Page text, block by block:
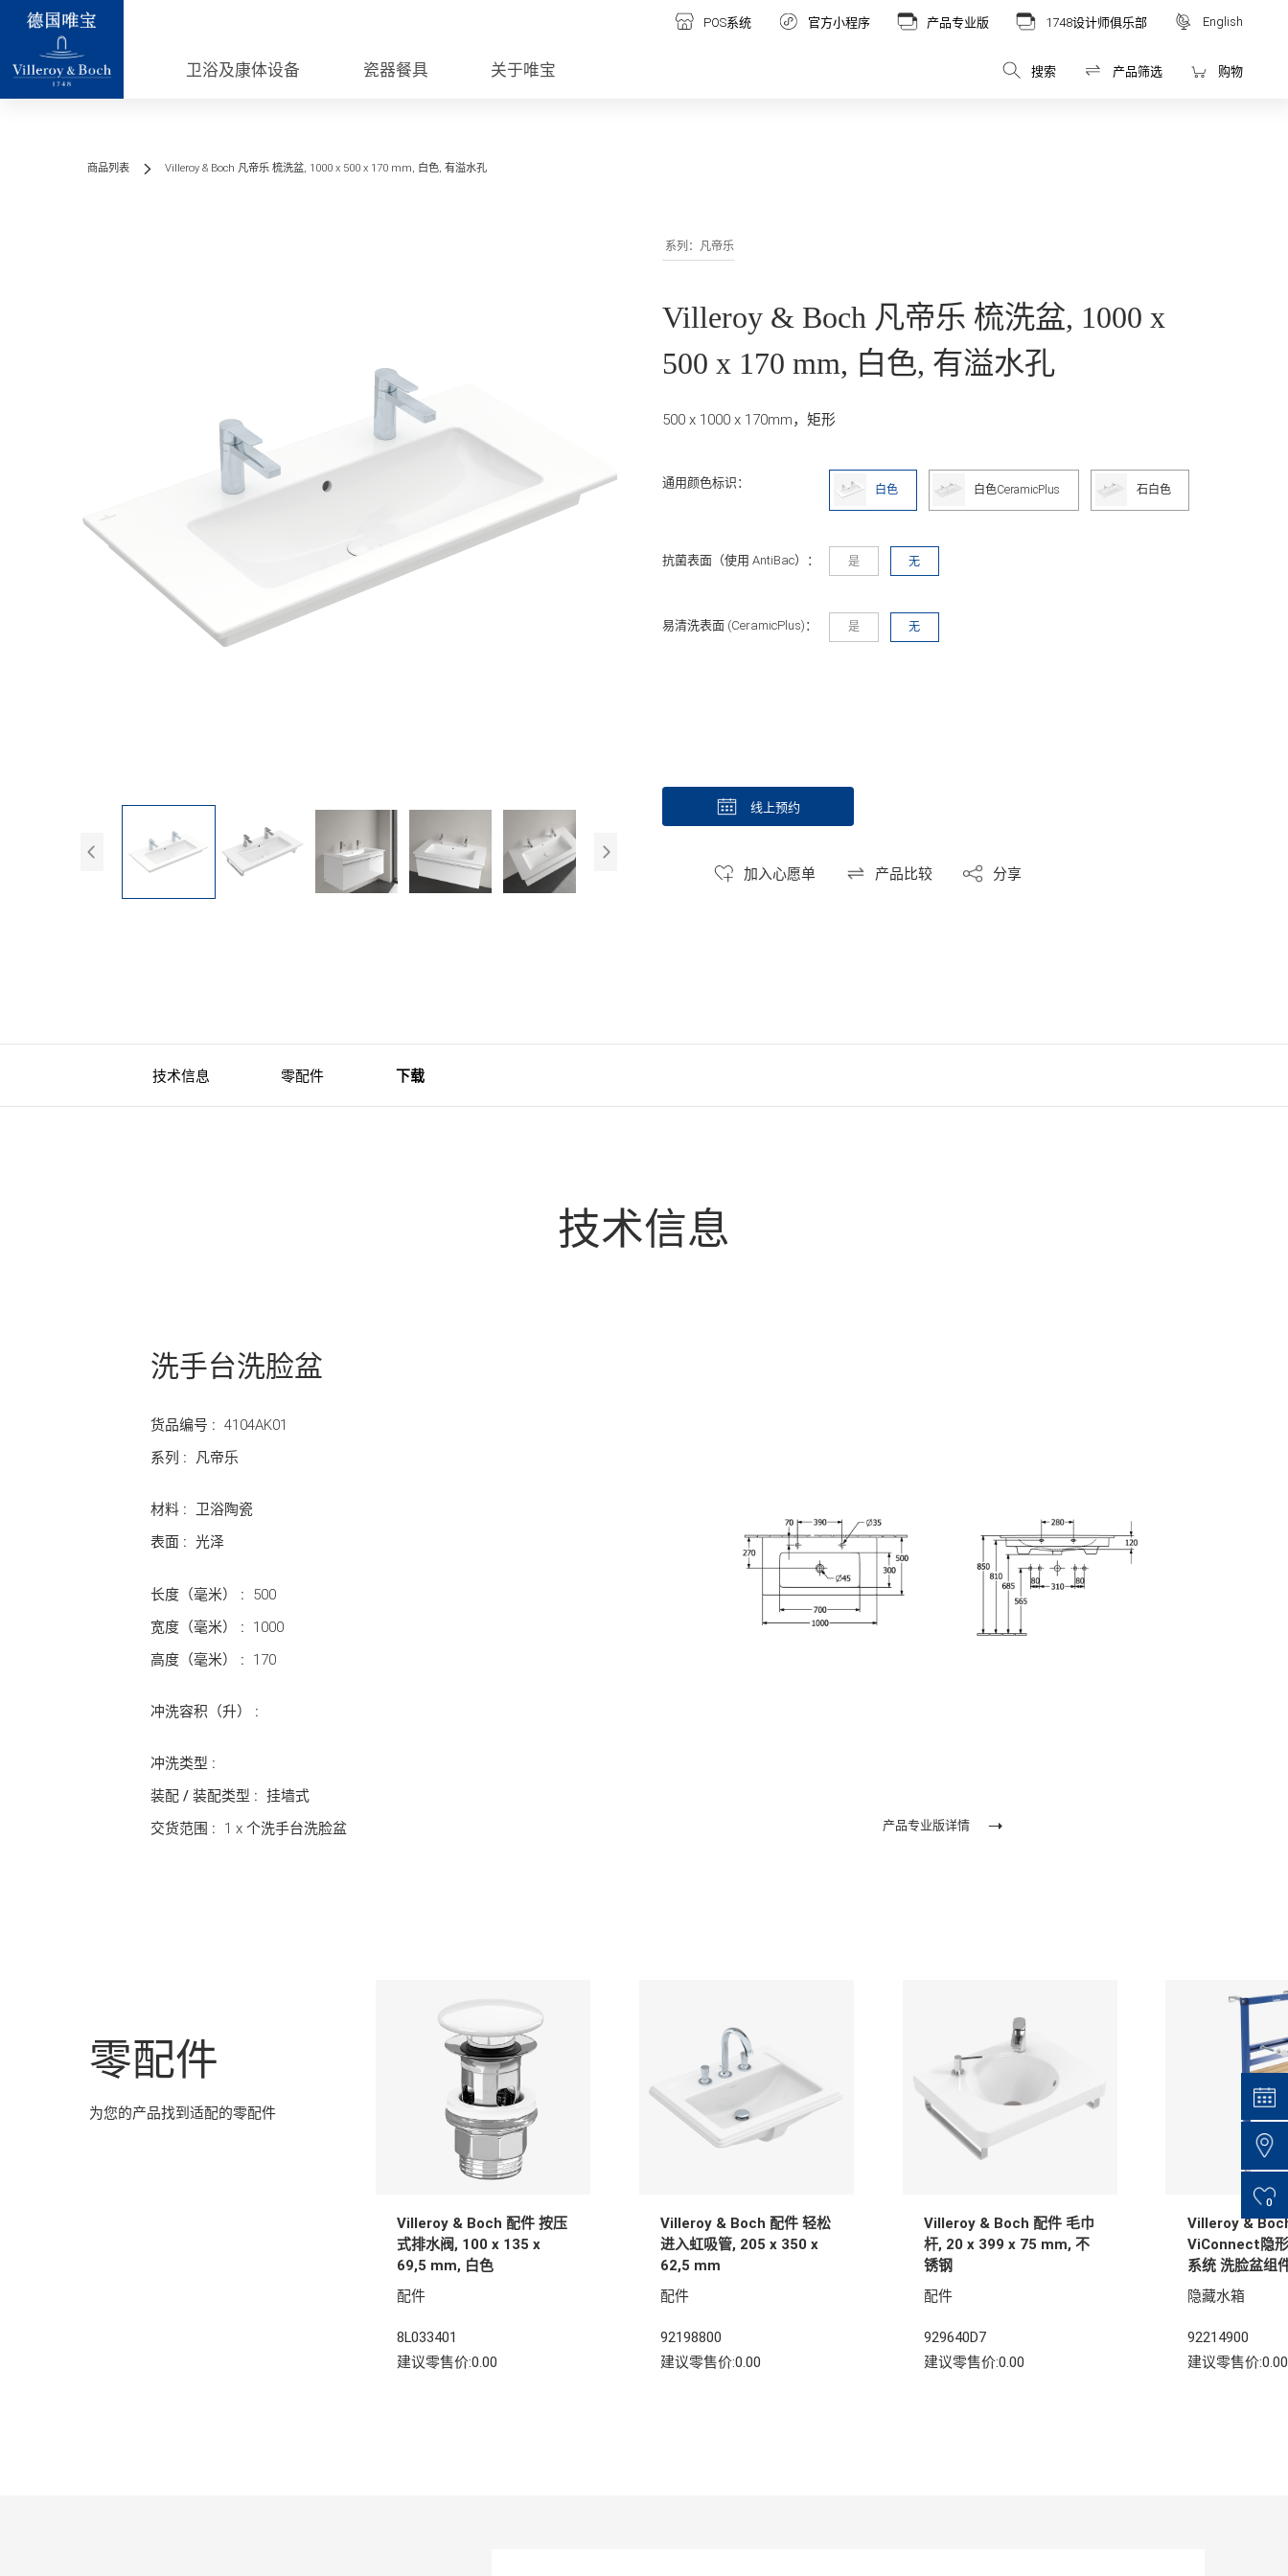
POS系统 官方小程序 产品专业版 1748设计师俱乐部 English
卫浴及康体设备 瓷器餐具 关于唯宝 搜索 产品筛选 购物
0
商品列表 Villeroy & Boch 凡帝乐 梳洗盆, 1000 x 500 x 170 mm, 白色, 有溢水孔
系列：凡帝乐
Villeroy & Boch 凡帝乐 梳洗盆, 1000 x
500 x 170 mm, 白色, 有溢水孔
500 x 1000 x 170mm，矩形
通用颜色标识： 白色 白色CeramicPlus 石白色
抗菌表面（使用 AntiBac）： 是 无
易清洗表面 (CeramicPlus)： 是 无
线上预约
加入心愿单 产品比较 分享
技术信息 零配件 下载
技术信息
洗手台洗脸盆
货品编号 : 4104AK01
系列 :
凡帝乐
材料 :
卫浴陶瓷
表面 : 光泽
长度（毫米） :
500
宽度（毫米） :
1000
高度（毫米） :
170
冲洗容积（升） :
冲洗类型 :
装配 / 装配类型 : 挂墙式
交货范围 :
1 x 个洗手台洗脸盆 产品专业版详情
零配件
为您的产品找到适配的零配件
Villeroy & Boch 配件 按压
式排水阀, 100 x 135 x
69,5 mm, 白色
配件
8L033401
建议零售价:0.00
Villeroy & Boch 配件 轻松
进入虹吸管, 205 x 350 x
62,5 mm
配件
92198800
建议零售价:0.00
Villeroy & Boch 配件 毛巾
杆, 20 x 399 x 75 mm, 不
锈钢
配件
929640D7
建议零售价:0.00
Villeroy &
ViConnect隐
系统 洗脸盆组
砌墙结构, 525
1120 mm
隐藏水箱
92214900
建议零售价:0.00